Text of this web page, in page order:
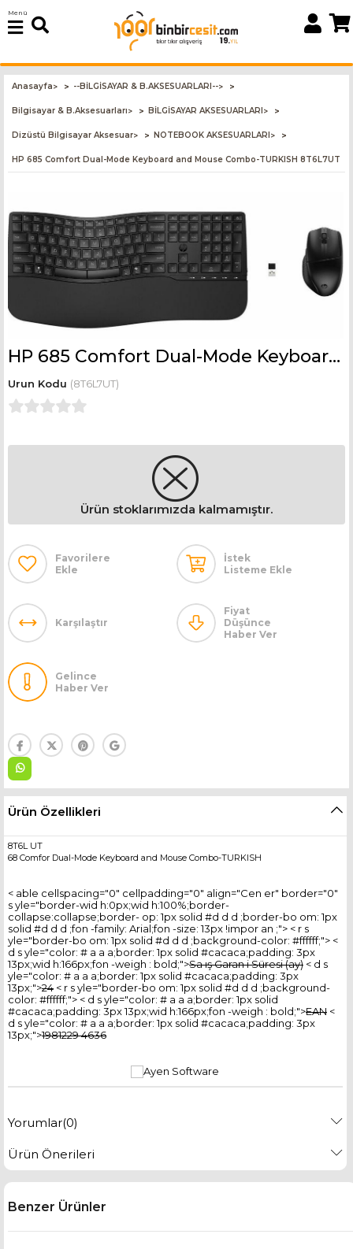
Menü
Anasayfa> --BİLGİSAYAR & B.AKSESUARLARI-->
Bilgisayar & B.Aksesuarları> BİLGİSAYAR AKSESUARLARI>
Dizüstü Bilgisayar Aksesuar> NOTEBOOK AKSESUARLARI>
HP 685 Comfort Dual-Mode Keyboard and Mouse Combo-TURKISH 8T6L7UT
HP 685 Comfort Dual-Mode Keyboard and Mouse Combo-TURKISH 8T6L7UT
(8T6L7UT)
Ürün stoklarımızda kalmamıştır.
Favorilere
Ekle
İstek
Listeme Ekle
Karşılaştır
Fiyat
Düşünce
Haber Ver
Gelince
Haber Ver
Ürün Özellikleri
8T6L UT
68 Comfor Dual-Mode Keyboard and Mouse Combo-TURKISH
< able cellspacing="0" cellpadding="0" align="Cen er" border="0"
s yle="border-wid h:0px;wid h:100%;border-
collapse:collapse;border- op: 1px solid #d d d ;border-bo om: 1px
solid #d d d ;fon -family: Arial;fon -size: 13px !impor an ;"> < r s
yle="border-bo om: 1px solid #d d d ;background-color: #ffffff;"> <
d s yle="color: # a a a;border: 1px solid #cacaca;padding: 3px
13px;wid h:166px;fon -weigh : bold;">Sa ış Garan i Süresi (ay) < d s
yle="color: # a a a;border: 1px solid #cacaca;padding: 3px
13px;">24 < r s yle="border-bo om: 1px solid #d d d ;background-
color: #ffffff;"> < d s yle="color: # a a a;border: 1px solid
#cacaca;padding: 3px 13px;wid h:166px;fon -weigh : bold;">EAN <
d s yle="color: # a a a;border: 1px solid #cacaca;padding: 3px
13px;">1981229 4636
Yorumlar(0)
Ürün Önerileri
Benzer Ürünler